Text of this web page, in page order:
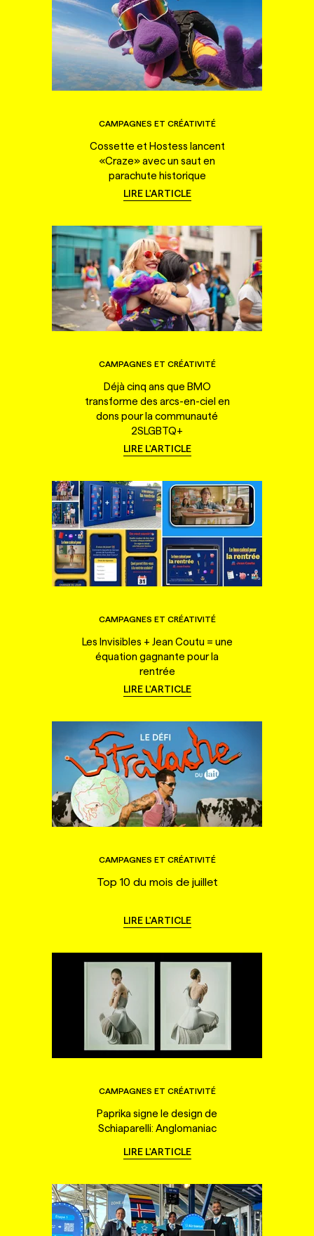
CAMPAGNES ET CRÉATIVITÉ
Cossette et Hostess lancent
«Craze» avec un saut en
parachute historique
LIRE L'ARTICLE
CAMPAGNES ET CRÉATIVITÉ
Déjà cinq ans que BMO
transforme des arcs-en-ciel en
dons pour la communauté
2SLGBTQ+
LIRE L'ARTICLE
CAMPAGNES ET CRÉATIVITÉ
Les Invisibles + Jean Coutu = une
équation gagnante pour la
rentrée
LIRE L'ARTICLE
CAMPAGNES ET CRÉATIVITÉ
Top 10 du mois de juillet
LIRE L'ARTICLE
CAMPAGNES ET CRÉATIVITÉ
Paprika signe le design de
Schiaparelli: Anglomaniac
LIRE L'ARTICLE